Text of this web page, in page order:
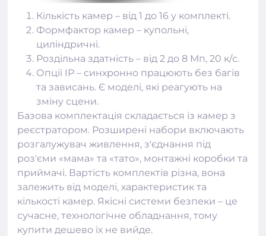
Кількість камер – від 1 до 16 у комплекті.
Формфактор камер – купольні,
циліндричні.
Роздільна здатність – від 2 до 8 Мп, 20 к/с.
Опції IP – синхронно працюють без багів
та зависань. Є моделі, які реагують на
зміну сцени.
Базова комплектація складається із камер з
реєстратором. Розширені набори включають
розгалужувач живлення, з'єднання під
роз'єми «мама» та «тато», монтажні коробки та
приймачі. Вартість комплектів різна, вона
залежить від моделі, характеристик та
кількості камер. Якісні системи безпеки – це
сучасне, технологічне обладнання, тому
купити дешево їх не вийде.